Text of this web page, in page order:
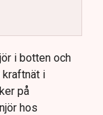
i botten och
kraftnät i
på
hos